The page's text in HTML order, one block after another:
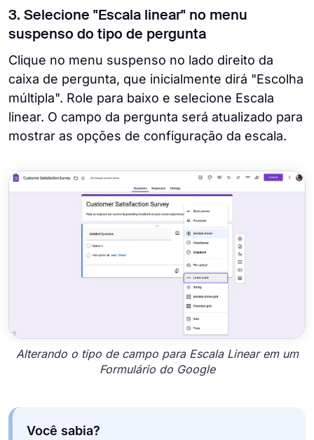
3. Selecione "Escala linear" no menu
suspenso do tipo de pergunta
Clique no menu suspenso no lado direito da
caixa de pergunta, que inicialmente dirá "Escolha
múltipla". Role para baixo e selecione Escala
linear. O campo da pergunta será atualizado para
mostrar as opções de configuração da escala.
Alterando o tipo de campo para Escala Linear em um
Formulário do Google
Você sabia?